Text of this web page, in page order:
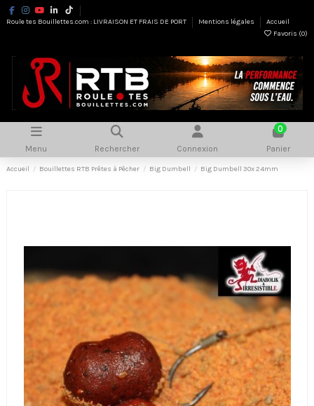
Roule tes Bouillettes.com : LIVRAISON ET FRAIS DE PORT Mentions légales
Accueil
Favoris (0)
Menu Rechercher Connexion
0
Panier
Accueil Bouillettes RTB Prêtes à Pêcher Big Dumbell Big Dumbell 30x 24mm